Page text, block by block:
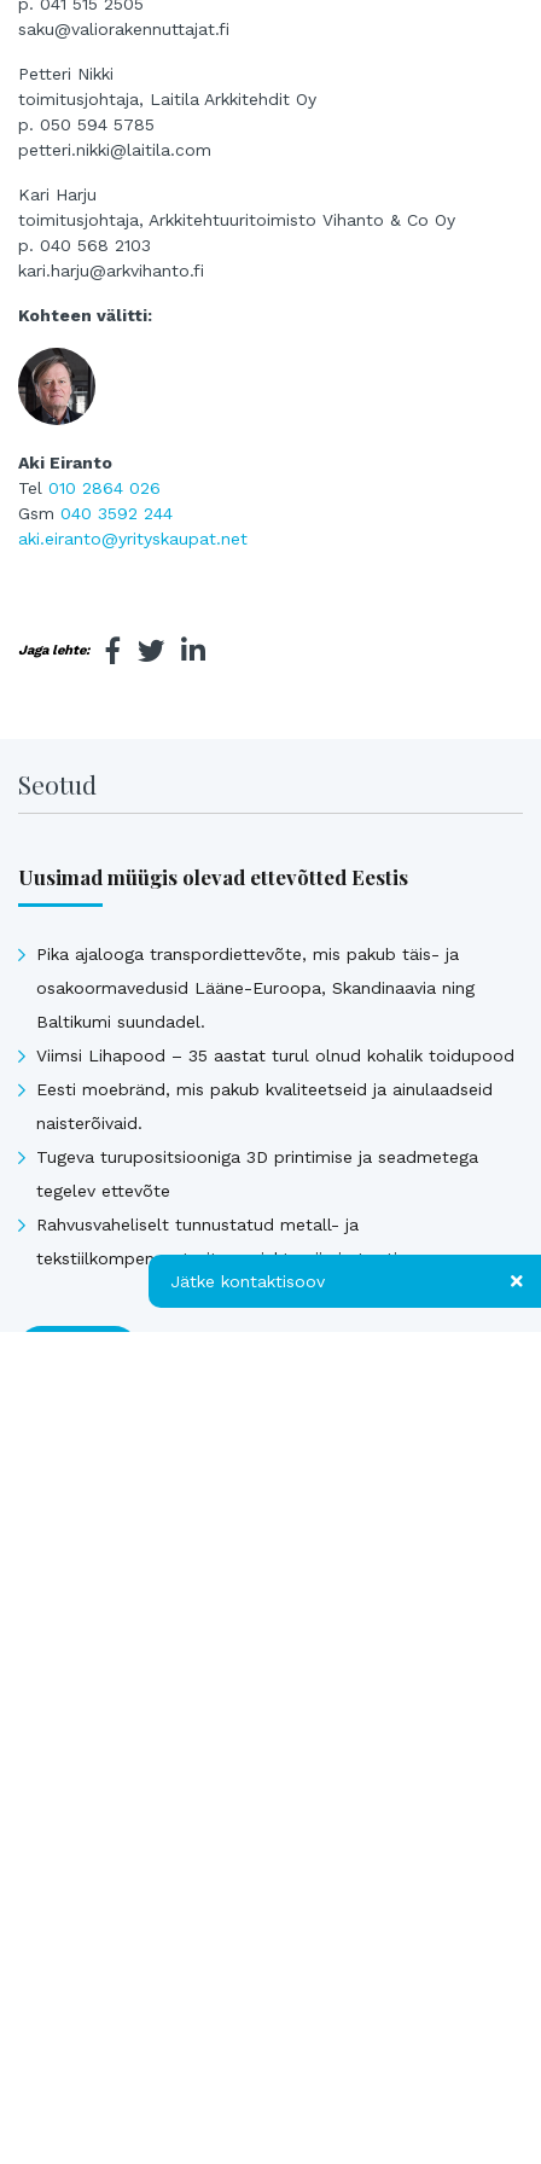
p. 041 515 2505
saku@valiorakennuttajat.fi
Petteri Nikki
toimitusjohtaja, Laitila Arkkitehdit Oy
p. 050 594 5785
petteri.nikki@laitila.com
Kari Harju
toimitusjohtaja, Arkkitehtuuritoimisto Vihanto & Co Oy
p. 040 568 2103
kari.harju@arkvihanto.fi
Kohteen välitti:
Aki Eiranto
Tel 010 2864 026
Gsm 040 3592 244
aki.eiranto@yrityskaupat.net
Jaga lehte:
Seotud
Uusimad müügis olevad ettevõtted Eestis
Pika ajalooga transpordiettevõte, mis pakub täis- ja
osakoormavedusid Lääne-Euroopa, Skandinaavia ning
Baltikumi suundadel.
Viimsi Lihapood – 35 aastat turul olnud kohalik toidupood
Eesti moebränd, mis pakub kvaliteetseid ja ainulaadseid
naisterõivaid.
Tugeva turupositsiooniga 3D printimise ja seadmetega
tegelev ettevõte
Rahvusvaheliselt tunnustatud metall- ja
tekstiilkompensaatorite projekteerija ja tootja.
Jätke kontaktisoov